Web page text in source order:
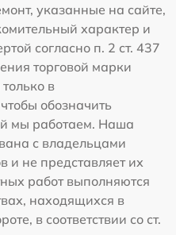
указанные на сайте,
характер и
согласно п. 2 ст. 437
торговой марки
в
обозначить
мы работаем. Наша
с владельцами
и не представляет их
работ выполняются
находящихся в
в соответствии со ст.